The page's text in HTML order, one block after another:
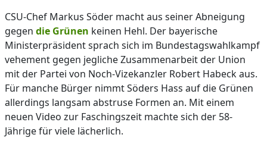
CSU-Chef Markus Söder macht aus seiner Abneigung
gegen die Grünen keinen Hehl. Der bayerische
Ministerpräsident sprach sich im Bundestagswahlkampf
vehement gegen jegliche Zusammenarbeit der Union
mit der Partei von Noch-Vizekanzler Robert Habeck aus.
Für manche Bürger nimmt Söders Hass auf die Grünen
allerdings langsam abstruse Formen an. Mit einem
neuen Video zur Faschingszeit machte sich der 58-
Jährige für viele lächerlich.